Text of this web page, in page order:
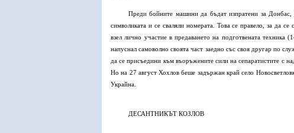
Преди бойните машини да бъдат изпратени за Донбас,
символиката и се сваляли номерата. Това се правело, за да
взел лично участие в предаването на подготвената
напуснал самоволно своята част заедно със своя другар по
да се присъедини към въоръжените сили на сепаратистите с
Но на 27 август Хохлов беше задържан край село
Украйна.
ДЕСАНТНИКЪТ КОЗЛОВ